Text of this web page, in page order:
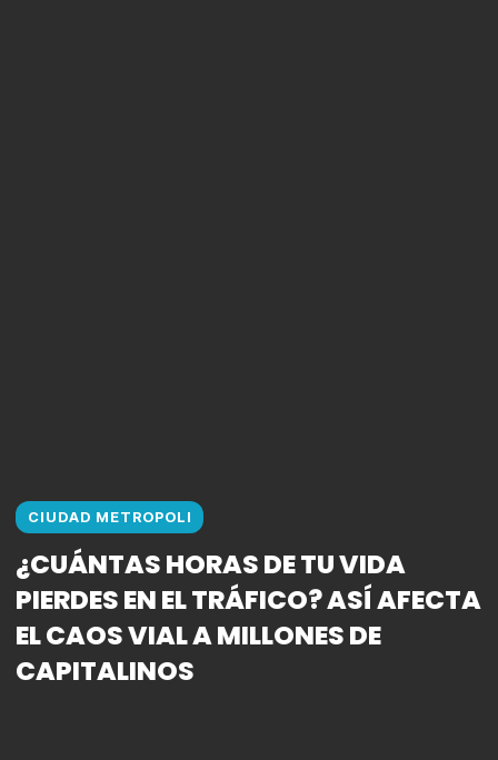
CIUDAD METROPOLI
¿CUÁNTAS HORAS DE TU VIDA
PIERDES EN EL TRÁFICO? ASÍ AFECTA
EL CAOS VIAL A MILLONES DE
CAPITALINOS